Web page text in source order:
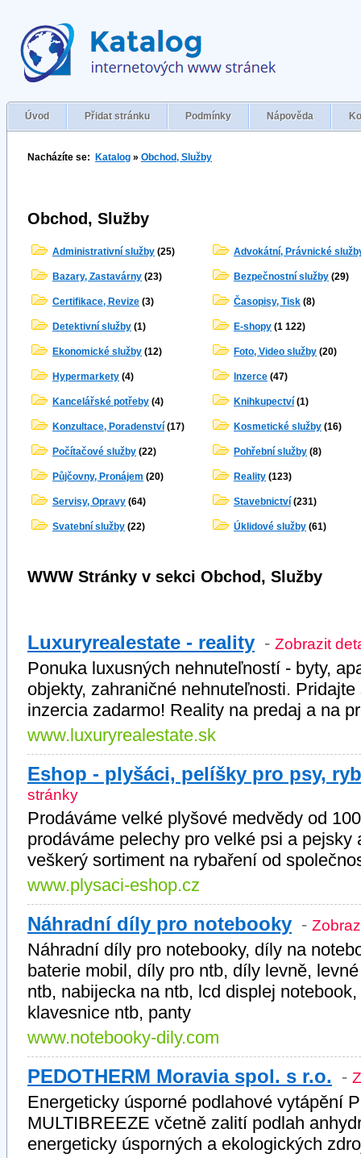
Úvod Přidat stránku Podmínky Nápověda
Nacházíte se: Katalog » Obchod, Služby
Obchod, Služby
Administrativní služby (25) Advokátní, Právnické
Bazary, Zastavárny (23) Bezpečnostní služby (29)
Certifikace, Revize (3) Časopisy, Tisk (8)
Detektivní služby (1) E-shopy (1 122)
Ekonomické služby (12) Foto, Video služby (20)
Hypermarkety (4) Inzerce (47)
Kancelářské potřeby (4) Knihkupectví (1)
Konzultace, Poradenství (17) Kosmetické služby (16)
Počítačové služby (22) Pohřební služby (8)
Půjčovny, Pronájem (20) Reality (123)
Servisy, Opravy (64) Stavebnictví (231)
Svatební služby (22) Úklidové služby (61)
WWW Stránky v sekci Obchod, Služby
Luxuryrealestate - reality - Zobrazit
Ponuka luxusných nehnuteľností - byty,
objekty, zahraničné nehnuteľnosti.
inzercia zadarmo! Reality na predaj a na
www.luxuryrealestate.sk
Eshop - plyšáci, pelíšky pro psy,
stránky
Prodáváme velké plyšové medvědy od
prodáváme pelechy pro velké psi a
veškerý sortiment na rybaření od
www.plysaci-eshop.cz
Náhradní díly pro notebooky -
Náhradní díly pro notebooky, díly na
baterie mobil, díly pro ntb, díly levně,
ntb, nabijecka na ntb, lcd displej
klavesnice ntb, panty
www.notebooky-dily.com
PEDOTHERM Moravia spol. s r.o. -
Energeticky úsporné podlahové vytápění
MULTIBREEZE včetně zalití podlah
energeticky úsporných a ekologických